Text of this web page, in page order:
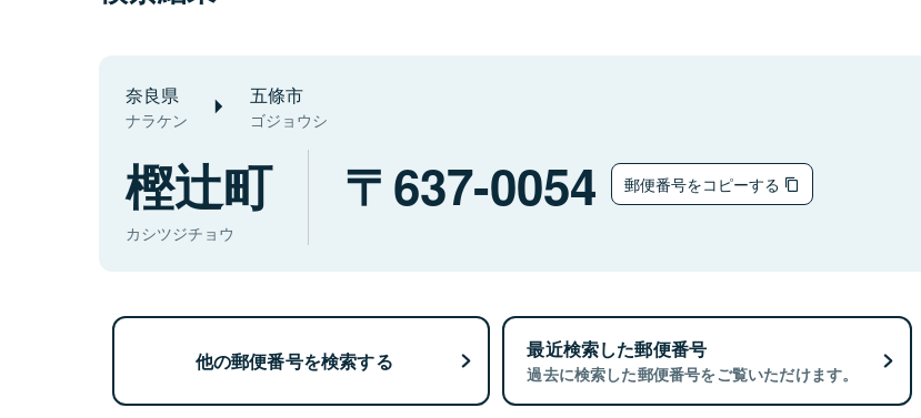
奈良県
ナラケン
五條市
ゴジョウシ
樫辻町
カシツジチョウ
637-0054 郵便番号をコピーする
他の郵便番号を検索する 最近検索した郵便番号
過去に検索した郵便番号をご覧いただけます。